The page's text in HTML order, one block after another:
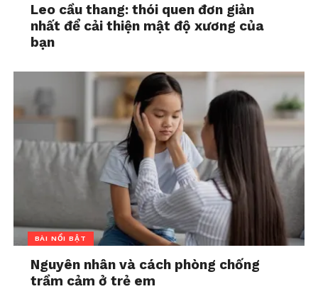
Leo cầu thang: thói quen đơn giản
nhất để cải thiện mật độ xương của
bạn
BÀI NỔI BẬT
Nguyên nhân và cách phòng chống
trầm cảm ở trẻ em